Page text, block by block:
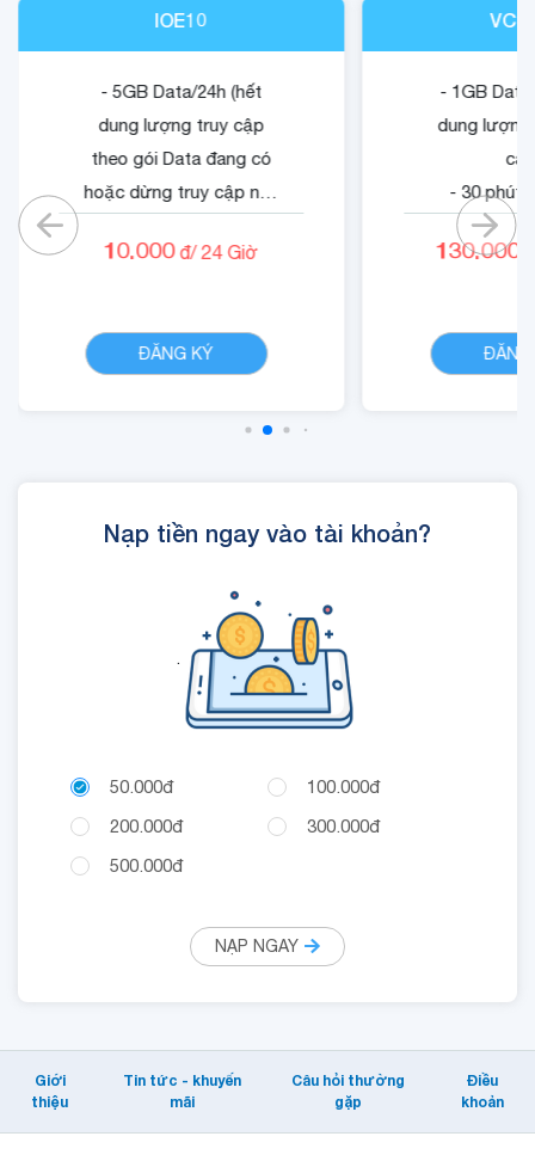
IOE10
- 5GB Data/24h (hết
dung lượng truy cập
theo gói Data đang có
hoặc dừng truy cập nếu
- 05 phút ngoại mạng .
VinaPhone dưới 20 phút
- Cộng 300 RUBY, 01 Mã
10.000đ/ 24 Giờ
ĐĂNG KÝ
- 1GB
dung
- 30 phút
- 1500 phút
dung
130.000
ĐĂNG
Nạp tiền ngay vào tài khoản?
.
50.000đ
100.000đ
200.000đ
300.000đ
500.000đ
NẠP NGAY
Giới
thiệu
Tin tức - khuyến
mãi
Câu hỏi thường
gặp
Điều
khoản